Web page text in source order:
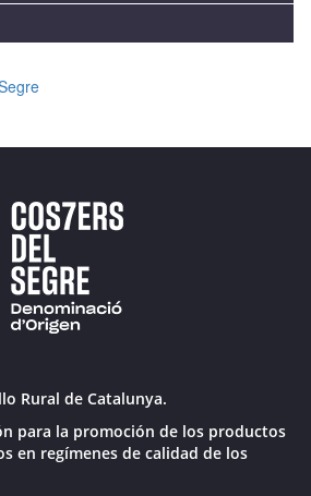
Rural de Catalunya.
para la promoción de los productos
en regímenes de calidad de los